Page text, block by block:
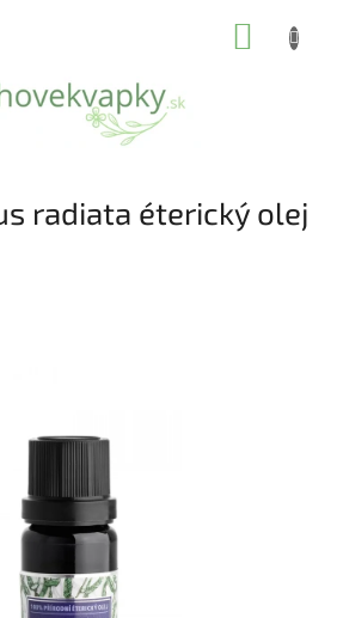
radiata éterický olej